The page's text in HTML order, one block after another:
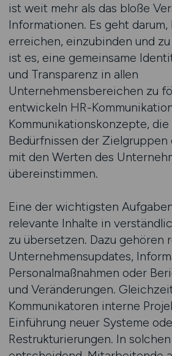
ist weit mehr als das bloße
Informationen. Es geht
erreichen, einzubinden und
ist es, eine gemeinsame
und Transparenz in allen
Unternehmensbereichen zu
entwickeln HR-
Kommunikationskonzepte,
Bedürfnissen der
mit den Werten des
übereinstimmen.
Eine der wichtigsten
relevante Inhalte in
zu übersetzen. Dazu gehören
Unternehmensupdates,
Personalmaßnahmen oder
und Veränderungen.
Kommunikatoren interne
Einführung neuer Systeme
Restrukturierungen. In